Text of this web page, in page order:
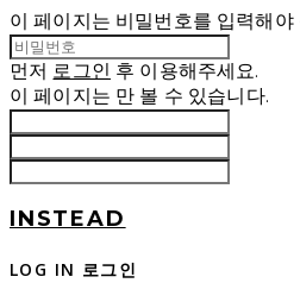
이 페이지는 비밀번호를 입력해야
먼저 로그인 후 이용해주세요.
이 페이지는 만 볼 수 있습니다.
INSTEAD
LOG IN 로그인